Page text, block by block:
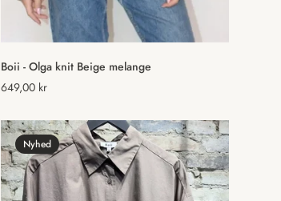
Hurtig tilføjelse
Boii - Olga knit Beige melange
Normal
649,00 kr
Nyhed